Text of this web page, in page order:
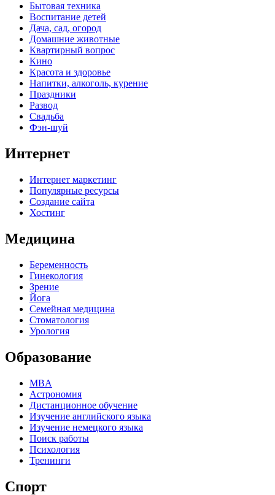
Бытовая техника
Воспитание детей
Дача, сад, огород
Домашние животные
Квартирный вопрос
Кино
Красота и здоровье
Напитки, алкоголь, курение
Праздники
Развод
Свадьба
Фэн-шуй
Интернет
Интернет маркетинг
Популярные ресурсы
Создание сайта
Хостинг
Медицина
Беременность
Гинекология
Зрение
Йога
Семейная медицина
Стоматология
Урология
Образование
MBA
Астрономия
Дистанционное обучение
Изучение английского языка
Изучение немецкого языка
Поиск работы
Психология
Тренинги
Спорт